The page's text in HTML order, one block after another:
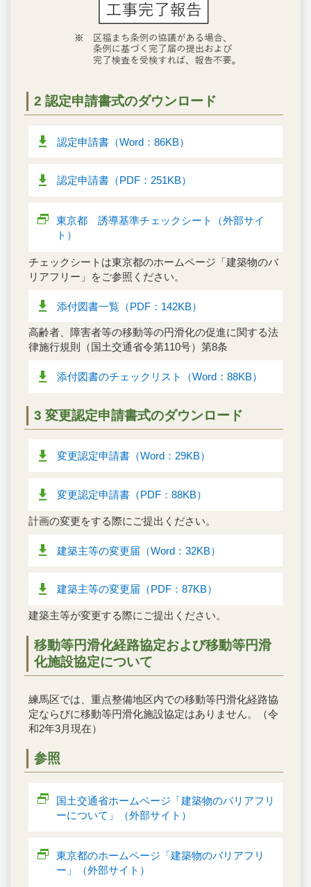
2 認定申請書式のダウンロード
認定申請書（Word：86KB）
認定申請書（PDF：251KB）
東京都 誘導基準チェックシート（外部サイ
ト）
チェックシートは東京都のホームページ「建築物のバ
リアフリー」をご参照ください。
添付図書一覧（PDF：142KB）
高齢者、障害者等の移動等の円滑化の促進に関する法
律施行規則（国土交通省令第110号）第8条
添付図書のチェックリスト（Word：88KB）
3 変更認定申請書式のダウンロード
変更認定申請書（Word：29KB）
変更認定申請書（PDF：88KB）
計画の変更をする際にご提出ください。
建築主等の変更届（Word：32KB）
建築主等の変更届（PDF：87KB）
建築主等が変更する際にご提出ください。
移動等円滑化経路協定および移動等円滑
化施設協定について
練馬区では、重点整備地区内での移動等円滑化経路協
定ならびに移動等円滑化施設協定はありません。（令
和2年3月現在）
参照
国土交通省ホームページ「建築物のバリアフリ
ーについて」（外部サイト）
東京都のホームページ「建築物のバリアフリ
ー」（外部サイト）